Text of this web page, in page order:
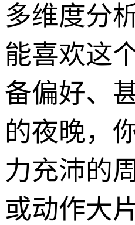
多维度分
能喜欢这
备偏好、
的夜晚，
力充沛的
或动作大片